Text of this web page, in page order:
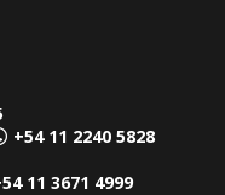
+54 11 2240 5828
11 3671 4999